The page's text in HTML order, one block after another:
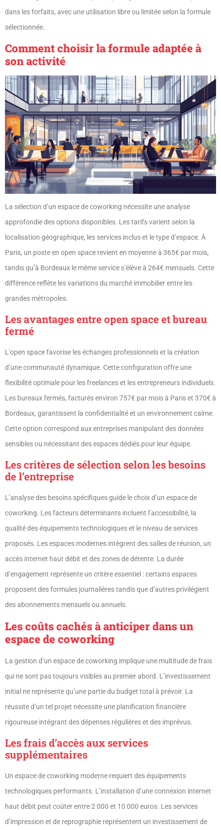
dans les forfaits, avec une utilisation libre ou limitée selon la formule
sélectionnée.
Comment choisir la formule adaptée à
son activité
La sélection d’un espace de coworking nécessite une analyse
approfondie des options disponibles. Les tarifs varient selon la
localisation géographique, les services inclus et le type d’espace. À
Paris, un poste en open space revient en moyenne à 365€ par mois,
tandis qu’à Bordeaux le même service s’élève à 264€ mensuels. Cette
différence reflète les variations du marché immobilier entre les
grandes métropoles.
Les avantages entre open space et bureau
fermé
L’open space favorise les échanges professionnels et la création
d’une communauté dynamique. Cette configuration offre une
flexibilité optimale pour les freelances et les entrepreneurs individuels.
Les bureaux fermés, facturés environ 757€ par mois à Paris et 370€ à
Bordeaux, garantissent la confidentialité et un environnement calme.
Cette option correspond aux entreprises manipulant des données
sensibles ou nécessitant des espaces dédiés pour leur équipe.
Les critères de sélection selon les besoins
de l’entreprise
L’analyse des besoins spécifiques guide le choix d’un espace de
coworking. Les facteurs déterminants incluent l’accessibilité, la
qualité des équipements technologiques et le niveau de services
proposés. Les espaces modernes intègrent des salles de réunion, un
accès internet haut débit et des zones de détente. La durée
d’engagement représente un critère essentiel : certains espaces
proposent des formules journalières tandis que d’autres privilégient
des abonnements mensuels ou annuels.
Les coûts cachés à anticiper dans un
espace de coworking
La gestion d’un espace de coworking implique une multitude de frais
qui ne sont pas toujours visibles au premier abord. L’investissement
initial ne représente qu’une partie du budget total à prévoir. La
réussite d’un tel projet nécessite une planification financière
rigoureuse intégrant des dépenses régulières et des imprévus.
Les frais d’accès aux services
supplémentaires
Un espace de coworking moderne requiert des équipements
technologiques performants. L’installation d’une connexion internet
haut débit peut coûter entre 2 000 et 10 000 euros. Les services
d’impression et de reprographie représentent un investissement de